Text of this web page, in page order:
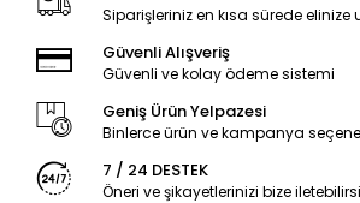
Siparişleriniz en kısa sürede elinize
Güvenli Alışveriş
Güvenli ve kolay ödeme sistemi
Geniş Ürün Yelpazesi
Binlerce ürün ve kampanya
7 / 24 DESTEK
Öneri ve şikayetlerinizi bize